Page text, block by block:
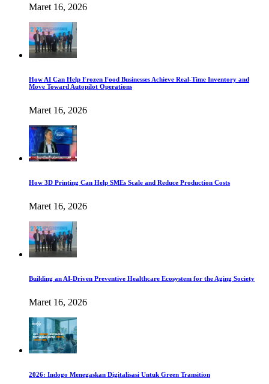
Maret 16, 2026
How AI Can Help Frozen Food Businesses Achieve Real-Time Inventory and
Move Toward Autopilot Operations
Maret 16, 2026
How 3D Printing Can Help SMEs Scale and Reduce Production Costs
Maret 16, 2026
Building an AI-Driven Preventive Healthcare Ecosystem for the Aging Society
Maret 16, 2026
2026: Indogo Menegaskan Digitalisasi Untuk Green Transition